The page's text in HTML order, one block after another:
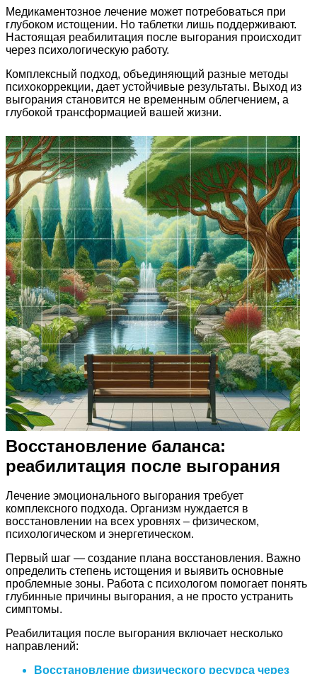
Медикаментозное лечение может потребоваться при
глубоком истощении. Но таблетки лишь поддерживают.
Настоящая реабилитация после выгорания происходит
через психологическую работу.
Комплексный подход, объединяющий разные методы
психокоррекции, дает устойчивые результаты. Выход из
выгорания становится не временным облегчением, а
глубокой трансформацией вашей жизни.
Восстановление баланса:
реабилитация после выгорания
Лечение эмоционального выгорания требует
комплексного подхода. Организм нуждается в
восстановлении на всех уровнях – физическом,
психологическом и энергетическом.
Первый шаг — создание плана восстановления. Важно
определить степень истощения и выявить основные
проблемные зоны. Работа с психологом помогает понять
глубинные причины выгорания, а не просто устранить
симптомы.
Реабилитация после выгорания включает несколько
направлений:
Восстановление физического ресурса через